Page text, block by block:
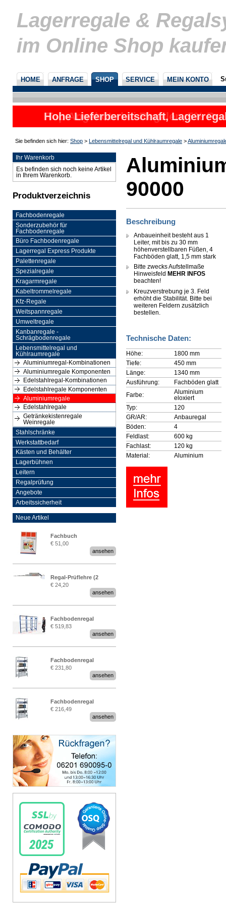
Lagerregale &
im Online Shop
HOME ANFRAGE SHOP SERVICE MEIN KONTO
Hohe Lieferbereitschaft,
nicht
Sie befinden sich hier: Shop > Lebensmittelregal und Kühlraumregale >
Ihr Warenkorb
Es befinden sich noch keine Artikel
in Ihrem Warenkorb.
Produktverzeichnis
Fachbodenregale
Sonderzubehör für
Fachbodenregale
Büro Fachbodenregale
Lagerregal Express Produkte
Palettenregale
Spezialregale
Kragarmregale
Kabeltrommelregale
Kfz-Regale
Weitspannregale
Umweltregale
Kanbanregale -
Schrägbodenregale
Lebensmittelregal und
Kühlraumregale
Aluminiumregal-Kombinationen
Aluminiumregale Komponenten
Edelstahlregal-Kombinationen
Edelstahlregale Komponenten
Aluminiumregale
Edelstahlregale
Getränkekistenregale
Weinregale
Stahlschränke
Werkstattbedarf
Kästen und Behälter
Lagerbühnen
Leitern
Regalprüfung
Angebote
Arbeitssicherheit
Neue Artikel
Fachbuch
„Regalprüfung nach DIN
€ 51,00
ansehen
Regal-Prüflehre (2
Stück)
€ 24,20
ansehen
Fachbodenregal
Stecksystem MultiPlus
2,25 Meter breit
€ 519,83
ansehen
Fachbodenregal
Stecksystem MultiPlus
€ 231,80
ansehen
Fachbodenregal
Stecksystem MultiPlus
€ 216,49
ansehen
90000
Beschreibung
Anbaueinheit besteht aus 1
Leiter, mit bis zu 30 mm
höhenverstellbaren Füßen, 4
Fachböden glatt, 1,5 mm stark
Bitte zwecks Aufstellmaße
Hinweisfeld MEHR INFOS
beachten!
Kreuzverstrebung je 3. Feld
erhöht die Stabilität. Bitte bei
weiteren Feldern zusätzlich
bestellen.
Technische Daten:
Höhe:
1800 mm
Tiefe:
450 mm
Länge:
1340 mm
Ausführung:
Fachböden glatt
Farbe:
Aluminium
eloxiert
Typ:
120
GR/AR:
Anbauregal
Böden:
4
Feldlast:
600 kg
Fachlast:
120 kg
Material:
Aluminium